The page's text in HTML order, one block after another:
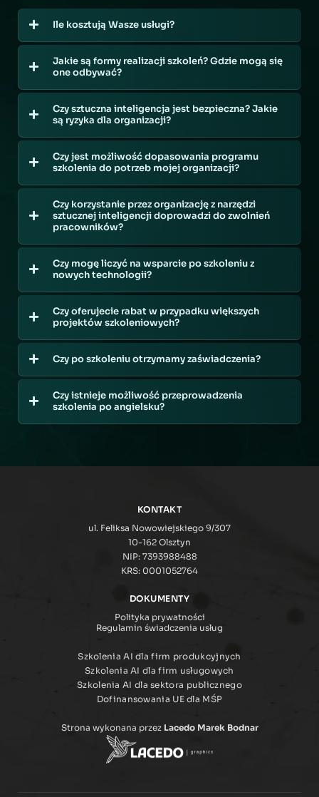
Ile kosztują Wasze usługi?
Jakie są formy realizacji szkoleń? Gdzie mogą się
one odbywać?
Czy sztuczna inteligencja jest bezpieczna? Jakie
są ryzyka dla organizacji?
Czy jest możliwość dopasowania programu
szkolenia do potrzeb mojej organizacji?
Czy korzystanie przez organizację z narzędzi
sztucznej inteligencji doprowadzi do zwolnień
pracowników?
Czy mogę liczyć na wsparcie po szkoleniu z
nowych technologii?
Czy oferujecie rabat w przypadku większych
projektów szkoleniowych?
Czy po szkoleniu otrzymamy zaświadczenia?
Czy istnieje możliwość przeprowadzenia
szkolenia po angielsku?
KONTAKT
ul. Feliksa Nowowiejskiego 9/307
10-162 Olsztyn
NIP: 7393988488
KRS: 0001052764
DOKUMENTY
Polityka prywatności
Regulamin świadczenia usług
Szkolenia AI dla firm produkcyjnych
Szkolenia AI dla firm usługowych
Szkolenia AI dla sektora publicznego
Dofinansowania UE dla MŚP
Strona wykonana przez Lacedo Marek Bodnar